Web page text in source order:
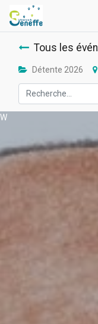
Tous les
Détente 2026
W